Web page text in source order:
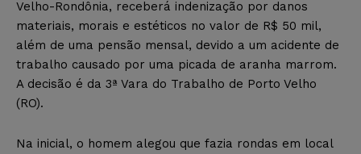
Velho-Rondônia, receberá indenização por danos
materiais, morais e estéticos no valor de R$ 50 mil,
além de uma pensão mensal, devido a um acidente de
trabalho causado por uma picada de aranha marrom.
A decisão é da 3ª Vara do Trabalho de Porto Velho
(RO).
Na inicial, o homem alegou que fazia rondas em local